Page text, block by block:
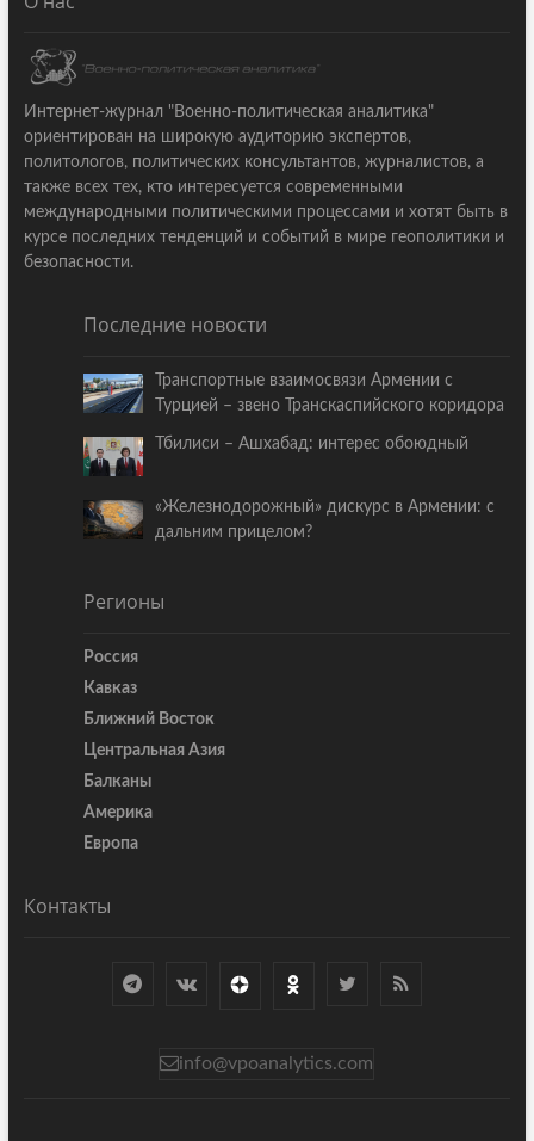
Интернет-журнал "Военно-политическая аналитика"
ориентирован на широкую аудиторию экспертов,
политологов, политических консультантов, журналистов, а
также всех тех, кто интересуется современными
международными политическими процессами и хотят быть в
курсе последних тенденций и событий в мире геополитики и
безопасности.
Последние новости
Транспортные взаимосвязи Армении с
Турцией – звено Транскаспийского коридора
Тбилиси – Ашхабад: интерес обоюдный
«Железнодорожный» дискурс в Армении: с
дальним прицелом?
Регионы
Россия
Кавказ
Ближний Восток
Центральная Азия
Балканы
Америка
Европа
Контакты
info@vpoanalytics.com